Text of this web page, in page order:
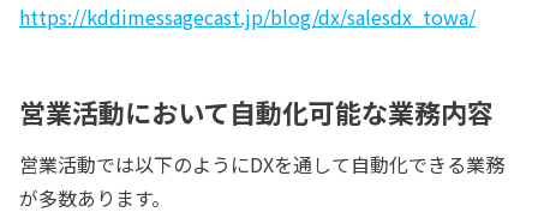
https://kddimessagecast.jp/blog/dx/salesdx_towa/
営業活動において自動化可能な業務内容
営業活動では以下のようにDXを通して自動化できる業務
が多数あります。